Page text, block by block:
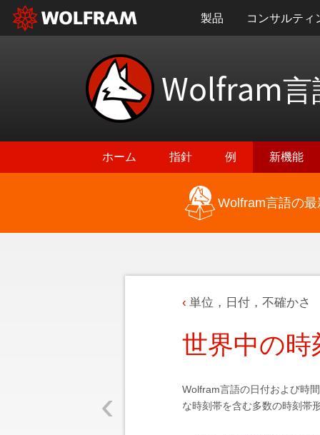
製品 コンサルティ
Wolfram言
ホーム 指針 例 新機能
Wolfram言語の
‹
単位，日付，不確かさ
世界中の
Wolfram言語の日付および時
な時刻帯を含む多数の時刻帯